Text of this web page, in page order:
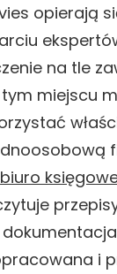
opierają
na tle
miejscu
biuro
i